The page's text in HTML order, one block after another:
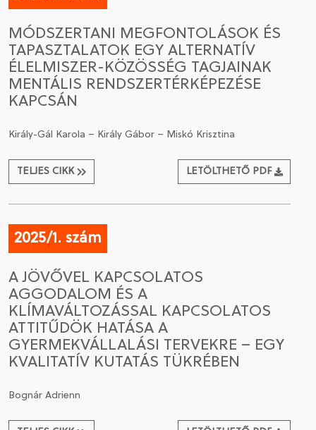
MÓDSZERTANI MEGFONTOLÁSOK ÉS
TAPASZTALATOK EGY ALTERNATÍV
ÉLELMISZER-KÖZÖSSÉG TAGJAINAK
MENTÁLIS RENDSZERTÉRKÉPEZÉSE
KAPCSÁN
Király-Gál Karola – Király Gábor – Miskó Krisztina
TELJES CIKK LETÖLTHETŐ PDF
2025/1. szám
A JÖVŐVEL KAPCSOLATOS
AGGODALOM ÉS A
KLÍMAVÁLTOZÁSSAL KAPCSOLATOS
ATTITŰDÖK HATÁSA A
GYERMEKVÁLLALÁSI TERVEKRE – EGY
KVALITATÍV KUTATÁS TÜKRÉBEN
Bognár Adrienn